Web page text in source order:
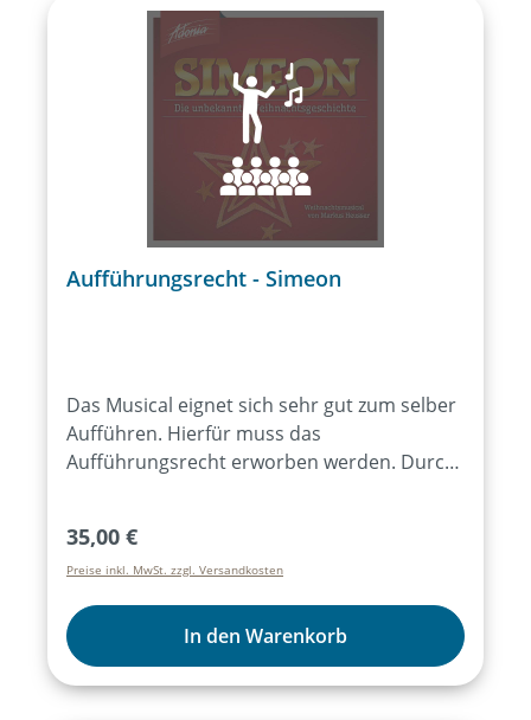
Aufführungsrecht - Simeon
Das Musical eignet sich sehr gut zum selber
Aufführen. Hierfür muss das
Aufführungsrecht erworben werden. Durch
Aufführungsrecht für alle Aufführungen des
Musicals für ein Jahr erworben. Der Kauf des
Artikels „Aufführungsrecht“ ist dann nicht
mehr notwendig. Weitere Infos dazu
hier:Aufführungsrecht
Regulärer Preis:
35,00 €
Preise inkl. MwSt. zzgl. Versandkosten
In den Warenkorb